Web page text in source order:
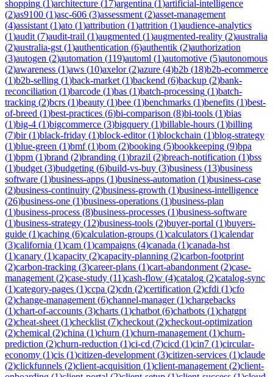
shopping (1)architecture (17)argentina (1)artificial-intelligence
(2)as9100 (1)asc-606 (3)assessment (2)asset-management
(4)assistant (1)ato (1)attribution (1)attrition (1)audience-analytics
(1)audit (7)audit-trail (1)augmented (1)augmented-reality (2)australia
(2)australia-gst (1)authentication (6)authentik (2)authorization
(3)autogen (2)automation (119)automl (1)automotive (5)autonomous
(2)awareness (1)aws (10)axelor(2)azure (4)b2b (18)b2b-ecommerce
(1)b2b-selling (1)back-market (1)backend (6)backup (2)bank-
reconciliation (1)barcode (1)bas (1)batch-processing (1)batch-
tracking (2)bcrs (1)beauty (1)bee (1)benchmarks (1)benefits (1)best-
of-breed (1)best-practices (6)bi-comparison (8)bi-tools (1)bias
(1)big-4 (1)bigcommerce (3)bigquery (1)billable-hours (1)billing
(7)bir(1)black-friday (1)block-editor(1)blockchain (1)blog-strategy
(1)blue-green (1)bmf(1)bom (2)booking (5)bookkeeping (9)bpa
(1)bpm (1)brand (2)branding (1)brazil (2)breach-notification (1)bss
(1)budget (3)budgeting (6)build-vs-buy (3)business (13)business
software (1)business-apps (1)business-automation (1)business-case
(2)business-continuity (2)business-growth (1)business-intelligence
(26)business-one (1)business-operations (1)business-plan
(1)business-process (8)business-processes (1)business-software
(1)business-strategy (12)business-tools (2)buyer-portal (1)buyers-
guide (1)caching (6)calculation-groups (1)calculators (1)calendar
(3)california (1)cam (1)campaigns (4)canada (1)canada-hst
(1)canary (1)capacity (2)capacity-planning (2)carbon-footprint
(2)carbon-tracking (3)career-plans (1)cart-abandonment (2)case-
management (2)case-study (11)cash-flow (4)catalog (2)catalog-sync
(1)category-pages (1)ccpa (2)cdn (2)certification (2)cfdi (1)cfo
(2)change-management (6)channel-manager(1)chargebacks
(1)chart-of-accounts (3)charts (1)chatbot (6)chatbots (1)chatgpt
(2)cheat-sheet (1)checklist (7)checkout (2)checkout-optimization
(2)chemical (2)china (1)churn (1)churn-management (1)churn-
prediction (2)churn-reduction (1)ci-cd (7)cicd (1)cin7 (1)circular-
economy (1)cis (1)citizen-development (3)citizen-services (1)claude
(2)clickfunnels (2)client-acquisition (1)client-management (2)client-